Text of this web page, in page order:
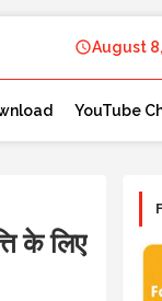
August
YouTube
के लिए